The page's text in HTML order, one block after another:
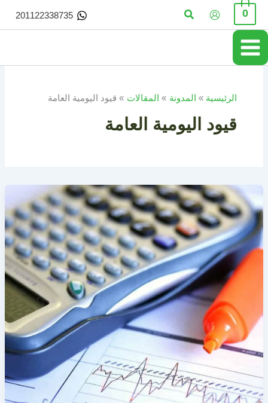
تخطي
المحتوى
0 البحث 201122338735
الرئيسية المدونة المقالات قيود اليومية العامة
قيود اليومية العامة